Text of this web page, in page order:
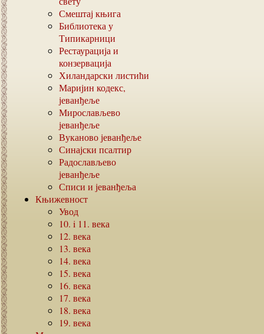
Смештај књига
Библиотека у
Типикарници
Рестаурација и
конзервација
Хиландарски листићи
Маријин кодекс,
јеванђеље
Мирослављево
јеванђеље
Вуканово јеванђеље
Синајски псалтир
Радослављево
јеванђеље
Списи и јеванђеља
Књижевност
Увод
10. i 11. века
12. века
13. века
14. века
15. века
16. века
17. века
18. века
19. века